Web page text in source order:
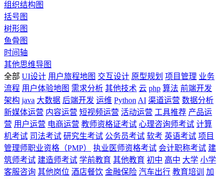
组织结构图
括号图
树形图
鱼骨图
时间轴
其他思维导图
全部 UI设计 用户旅程地图 交互设计 原型规划 项目管理 业务
流程 用户体验地图 需求分析 其他技术 云 php 算法 前端开发
架构 java 大数据 后端开发 运维 Python AI 渠道运营 数据分析
新媒体运营 内容运营 短视频运营 活动运营 工具推荐 产品运
营 用户运营 电商运营 教师资格证考试 心理咨询师考试 计算
机考试 司法考试 研究生考试 公务员考试 软考 英语考试 项目
管理师职业资格（PMP）
执业医师资格考试 会计职称考试 建
筑师考试 建造师考试 学前教育 其他教育 初中 高中 大学 小学
客服咨询 其他岗位 酒店餐饮 金融保险 汽车出行 教育培训
加